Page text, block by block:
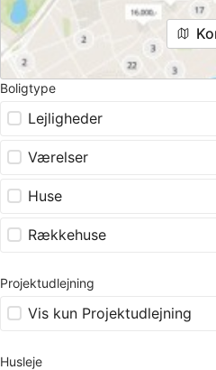
Boligtype
Lejligheder
Værelser
Huse
Rækkehuse
Projektudlejning
Vis kun Projektudlejning
Husleje